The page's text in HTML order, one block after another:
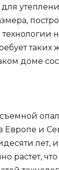
таких
доме
Европе и
лет,
растет,